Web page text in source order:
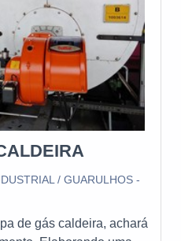
/ GUARULHOS -
de gás caldeira, achará